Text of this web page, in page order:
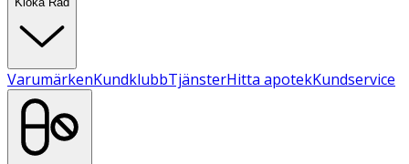
VarumärkenKundklubbTjänsterHitta apotekKundservice